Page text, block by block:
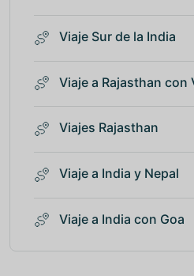
Viaje Sur de la India
Viaje a Rajasthan con
Viajes Rajasthan
Viaje a India y Nepal
Viaje a India con Goa